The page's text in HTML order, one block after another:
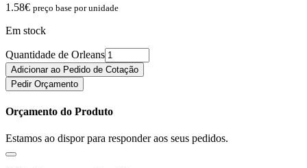
1.58€ preço base por unidade
Em stock
Quantidade de Orleans
Adicionar ao Pedido de Cotação
Pedir Orçamento
Orçamento do Produto
Estamos ao dispor para responder aos seus pedidos.